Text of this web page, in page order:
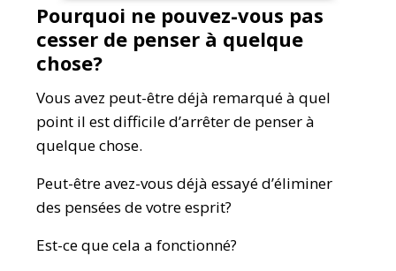
Pourquoi ne pouvez-vous pas
cesser de penser à quelque
chose?
Vous avez peut-être déjà remarqué à quel
point il est difficile d’arrêter de penser à
quelque chose.
Peut-être avez-vous déjà essayé d’éliminer
des pensées de votre esprit?
Est-ce que cela a fonctionné?